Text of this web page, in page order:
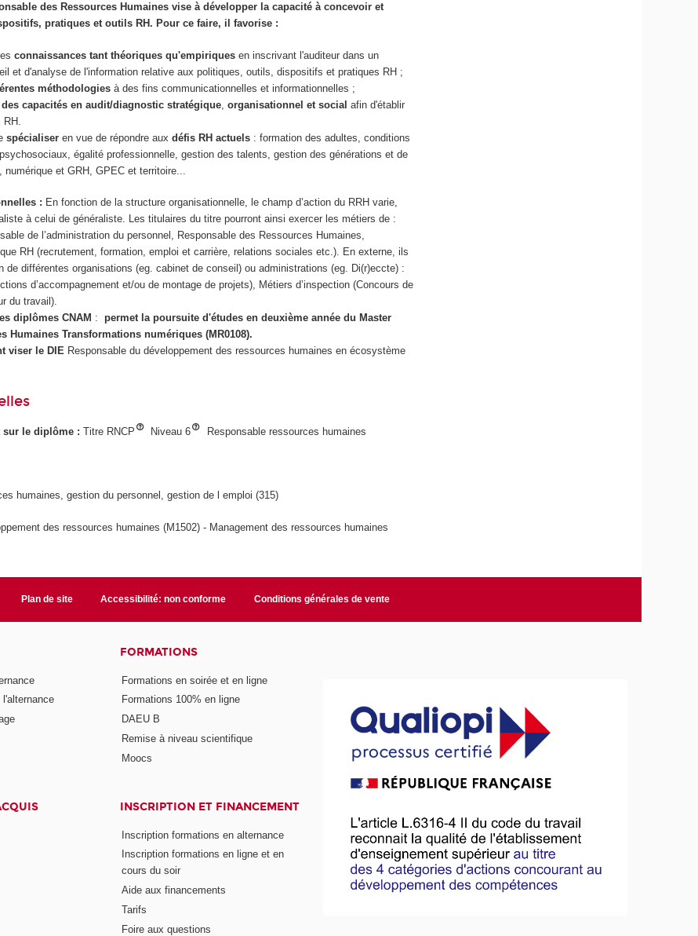
des Ressources Humaines vise à développer la capacité à concevoir et
pratiques et outils RH. Pour ce faire, il favorise :
connaissances tant théoriques qu'empiriques en inscrivant l'auditeur dans un
et d'analyse de l'information relative aux politiques, outils, dispositifs et pratiques RH ;
méthodologies à des fins communicationnelles et informationnelles ;
des capacités en audit/diagnostic stratégique, organisationnel et social afin d'établir
spécialiser en vue de répondre aux défis RH actuels: formation des adultes, conditions
égalité professionnelle, gestion des talents, gestion des générations et de
numérique et GRH, GPEC et territoire...
: En fonction de la structure organisationnelle, le champ d’action du RRH varie,
à celui de généraliste. Les titulaires du titre pourront ainsi exercer les métiers de :
de l’administration du personnel, Responsable des Ressources Humaines,
RH (recrutement, formation, emploi et carrière, relations sociales etc.). En externe, ils
de différentes organisations (eg. cabinet de conseil) ou administrations (eg. Di(r)eccte) :
d’accompagnement et/ou de montage de projets), Métiers d’inspection (Concours de
du travail).
diplômes CNAM : permet la poursuite d'études en deuxième année du Master
Humaines Transformations numériques (MR0108).
viser le DIE Responsable du développement des ressources humaines en écosystème
sur le diplôme :Titre RNCP Niveau 6 Responsable ressources humaines
humaines, gestion du personnel, gestion de l emploi (315)
des ressources humaines (M1502) - Management des ressources humaines
Plan de site Accessibilité: non conforme Conditions générales de vente
FORMATIONS
Formations en soirée et en ligne
Formations 100% en ligne
DAEU B
Remise à niveau scientifique
Moocs
INSCRIPTION ET FINANCEMENT
Inscription formations en alternance
Inscription formations en ligne et en
cours du soir
Aide aux financements
Tarifs
Foire aux questions